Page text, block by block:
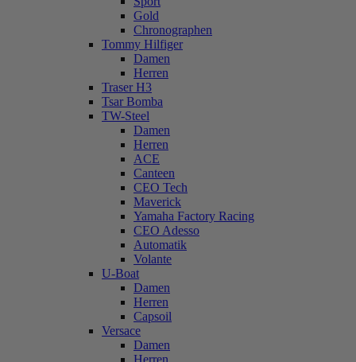
Gold
Chronographen
Tommy Hilfiger
Damen
Herren
Traser H3
Tsar Bomba
TW-Steel
Damen
Herren
ACE
Canteen
CEO Tech
Maverick
Yamaha Factory Racing
CEO Adesso
Automatik
Volante
U-Boat
Damen
Herren
Capsoil
Versace
Damen
Herren